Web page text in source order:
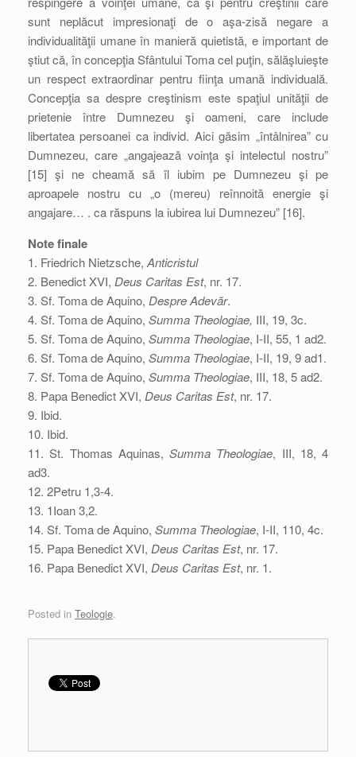
sunt neplăcut impresionaţi de o aşa-zisă negare a
individualităţii umane în manieră quietistă, e important de
ştiut că, în concepţia Sfântului Toma cel puţin, sălăşluieşte
un respect extraordinar pentru fiinţa umană individuală.
Concepţia sa despre creştinism este spaţiul unităţii de
prietenie între Dumnezeu şi oameni, care include
libertatea persoanei ca individ. Aici găsim „întâlnirea” cu
Dumnezeu, care „angajează voinţa şi intelectul nostru”
[15] şi ne cheamă să îl iubim pe Dumnezeu şi pe
aproapele nostru cu „o (mereu) reînnoită energie şi
angajare… . ca răspuns la iubirea lui Dumnezeu” [16].
Note finale
1. Friedrich Nietzsche, Anticristul
2. Benedict XVI, Deus Caritas Est, nr. 17.
3. Sf. Toma de Aquino, Despre Adevăr.
4. Sf. Toma de Aquino, Summa Theologiae, III, 19, 3c.
5. Sf. Toma de Aquino, Summa Theologiae, I-II, 55, 1 ad2.
6. Sf. Toma de Aquino, Summa Theologiae, I-II, 19, 9 ad1.
7. Sf. Toma de Aquino, Summa Theologiae, III, 18, 5 ad2.
8. Papa Benedict XVI, Deus Caritas Est, nr. 17.
9. Ibid.
10. Ibid.
11. St. Thomas Aquinas, Summa Theologiae, III, 18, 4
ad3.
12. 2Petru 1,3-4.
13. 1Ioan 3,2.
14. Sf. Toma de Aquino, Summa Theologiae, I-II, 110, 4c.
15. Papa Benedict XVI, Deus Caritas Est, nr. 17.
16. Papa Benedict XVI, Deus Caritas Est, nr. 1.
Posted in Teologie.